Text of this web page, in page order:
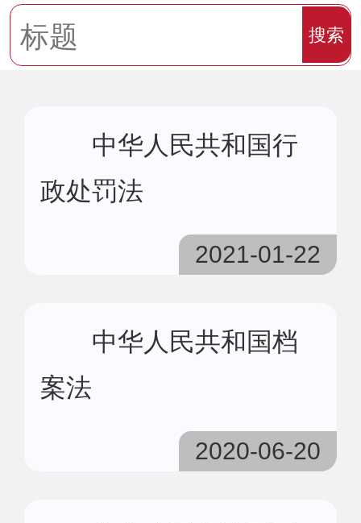
搜索
2021-01-22
中华人民共和国行
政处罚法
2020-06-20
中华人民共和国档
案法